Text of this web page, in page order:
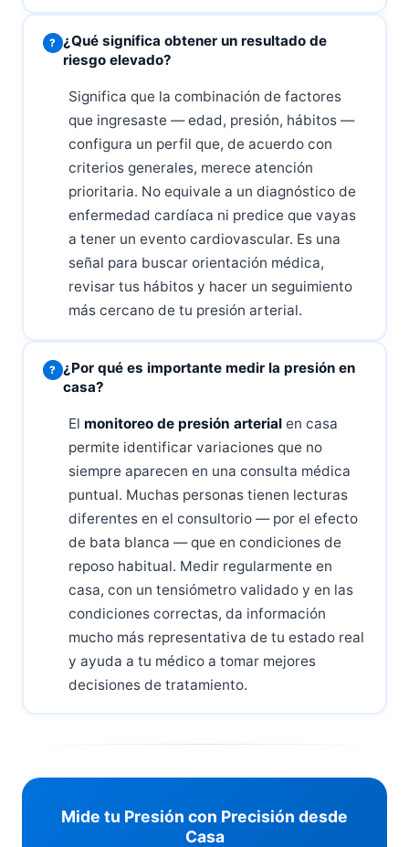
¿Qué significa obtener un resultado de
riesgo elevado?
Significa que la combinación de factores
que ingresaste — edad, presión, hábitos —
configura un perfil que, de acuerdo con
criterios generales, merece atención
prioritaria. No equivale a un diagnóstico de
enfermedad cardíaca ni predice que vayas
a tener un evento cardiovascular. Es una
señal para buscar orientación médica,
revisar tus hábitos y hacer un seguimiento
más cercano de tu presión arterial.
¿Por qué es importante medir la presión en
casa?
El monitoreo de presión arterial en casa
permite identificar variaciones que no
siempre aparecen en una consulta médica
puntual. Muchas personas tienen lecturas
diferentes en el consultorio — por el efecto
de bata blanca — que en condiciones de
reposo habitual. Medir regularmente en
casa, con un tensiómetro validado y en las
condiciones correctas, da información
mucho más representativa de tu estado real
y ayuda a tu médico a tomar mejores
decisiones de tratamiento.
Mide tu Presión con Precisión desde
Casa